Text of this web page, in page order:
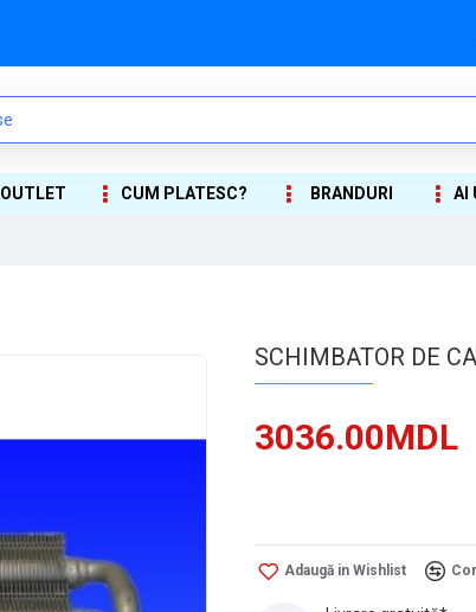
OUTLET CUM PLATESC? BRANDURI AI
SCHIMBATOR DE
3036.00MDL
Adaugă in Wishlist